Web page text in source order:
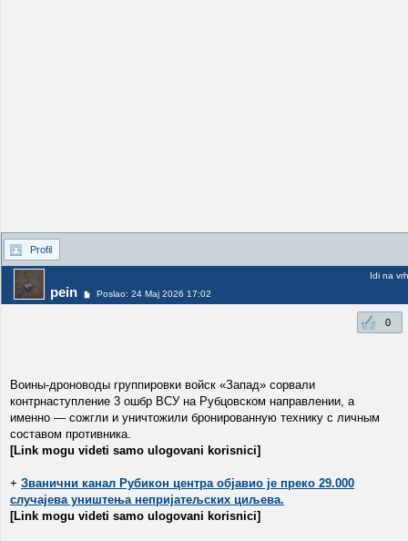
Profil
pein Poslao: 24 Maj 2026 17:02
Idi na vrh
0
Воины-дроноводы группировки войск «Запад» сорвали
контрнаступление 3 ошбр ВСУ на Рубцовском направлении, а
именно — сожгли и уничтожили бронированную технику с личным
составом противника.
[Link mogu videti samo ulogovani korisnici]
+ Званични канал Рубикон центра објавио је преко 29.000
случајева уништења непријатељских циљева.
[Link mogu videti samo ulogovani korisnici]